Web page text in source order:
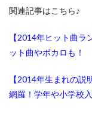
関連記事はこちら♪
【2014年ヒット曲
ット曲やボカロも！
【2014年生まれの
網羅！学年や小学校